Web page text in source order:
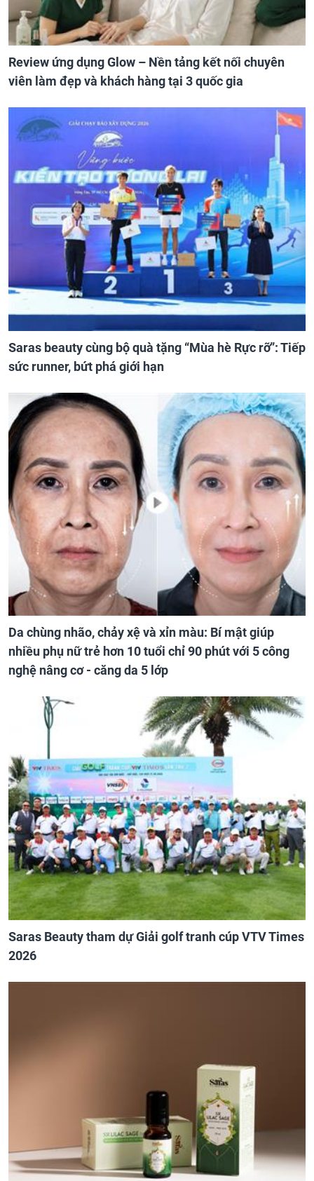
Review ứng dụng Glow – Nền tảng kết nối chuyên
viên làm đẹp và khách hàng tại 3 quốc gia
Saras beauty cùng bộ quà tặng “Mùa hè Rực rỡ”: Tiếp
sức runner, bứt phá giới hạn
Da chùng nhão, chảy xệ và xỉn màu: Bí mật giúp
nhiều phụ nữ trẻ hơn 10 tuổi chỉ 90 phút với 5 công
nghệ nâng cơ - căng da 5 lớp
Saras Beauty tham dự Giải golf tranh cúp VTV Times
2026